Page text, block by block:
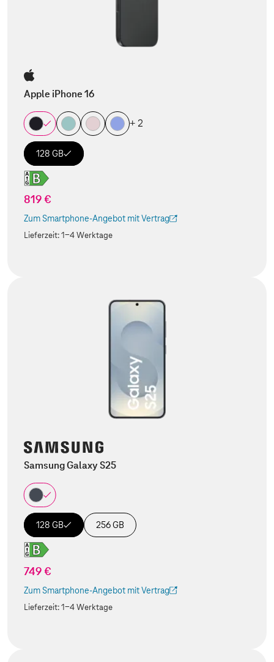
Apple iPhone 16
+ 2
128 GB
819 €
Zum Smartphone-Angebot mit Vertrag
(Der Link wird in einem neuen Tab geöffnet)
Lieferzeit:1-4 Werktage
Samsung Galaxy S25
128 GB 256 GB
749 €
Zum Smartphone-Angebot mit Vertrag
(Der Link wird in einem neuen Tab geöffnet)
Lieferzeit:1-4 Werktage